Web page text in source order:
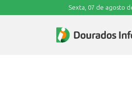
Sexta, 07 de agosto